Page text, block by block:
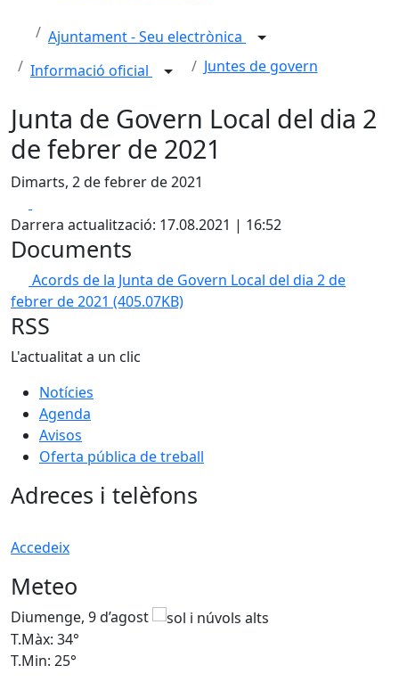
Ajuntament - Seu electrònica
Informació oficial
Juntes de govern
Junta de Govern Local del dia 2
de febrer de 2021
Dimarts, 2 de febrer de 2021
Darrera actualització: 17.08.2021 | 16:52
Documents
Acords de la Junta de Govern Local del dia 2 de
febrer de 2021 (405.07KB)
RSS
L'actualitat a un clic
Notícies
Agenda
Avisos
Oferta pública de treball
Adreces i telèfons
Accedeix
Meteo
Diumenge, 9 d’agost
T.Màx: 34°
T.Min: 25°